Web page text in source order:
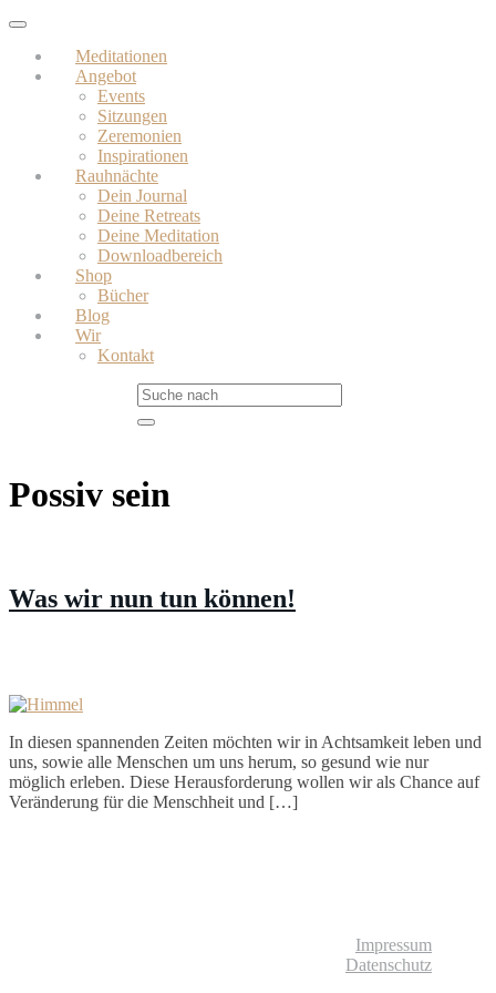
Skip
main
content
Toggle
navigationMeditationen
Angebot
Events
Sitzungen
Zeremonien
Inspirationen
Rauhnächte
Dein Journal
Deine Retreats
Deine Meditation
Downloadbereich
Shop
Bücher
Blog
Wir
Kontakt
Possiv sein
Was wir nun tun können!
In diesen spannenden Zeiten möchten wir in Achtsamkeit leben und
uns, sowie alle Menschen um uns herum, so gesund wie nur
möglich erleben. Diese Herausforderung wollen wir als Chance auf
Veränderung für die Menschheit und […]
Impressum
Datenschutz